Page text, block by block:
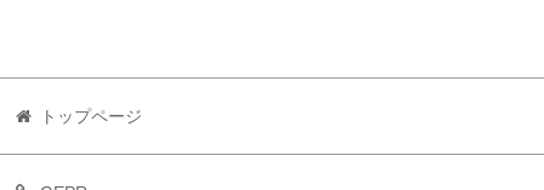
トップページ